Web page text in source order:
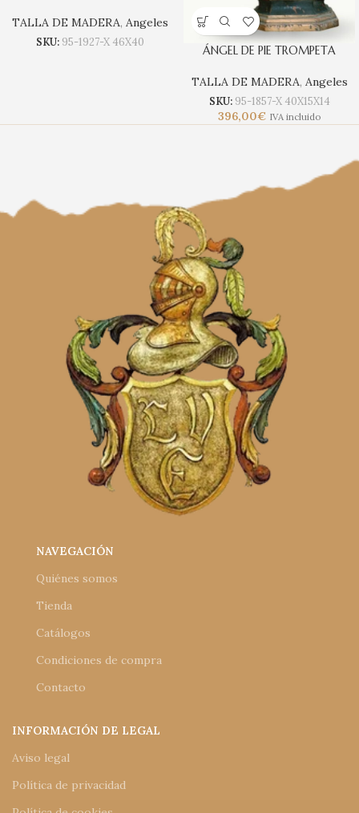
TALLA DE MADERA, Angeles
SKU: 95-1927-X 46X40
ÁNGEL DE PIE TROMPETA
TALLA DE MADERA, Angeles
SKU: 95-1857-X 40X15X14
396,00€ IVA incluido
NAVEGACIÓN
Quiénes somos
Tienda
Catálogos
Condiciones de compra
Contacto
INFORMACIÓN DE LEGAL
Aviso legal
Política de privacidad